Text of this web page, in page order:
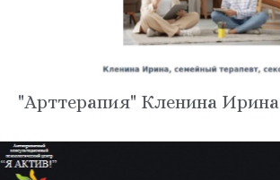
"Арттерапия" Кленина Ирина